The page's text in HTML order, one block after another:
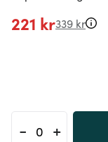
221 kr339 kr
- +